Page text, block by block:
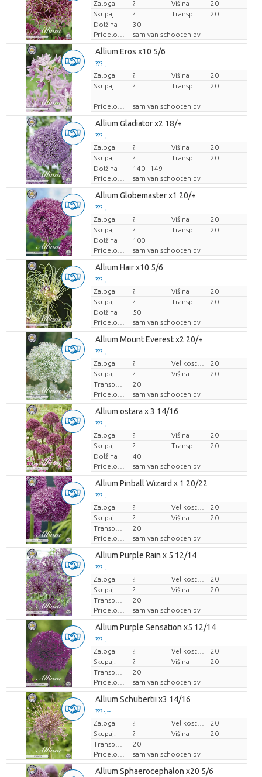
Cena za kos
Zaloga ? Višina
20
Skupaj:
?
20
Dolžina
30
sam van schooten bv
Allium Eros x10 5/6
??? -,--
Cena za kos
Zaloga ? Višina
20
Skupaj:
? 20
sam van schooten bv
Allium Gladiator x2 18/+
??? -,--
Cena za kos
Zaloga ? Višina
20
Skupaj:
?
20
Dolžina
140 - 149
sam van schooten bv
Allium Globemaster x1 20/+
??? -,--
Cena za kos
Zaloga ? Višina
20
Skupaj:
?
20
Dolžina
100
sam van schooten bv
Allium Hair x10 5/6
??? -,--
Cena za kos
Zaloga ? Višina
20
Skupaj:
?
20
Dolžina
50
sam van schooten bv
Allium Mount Everest x2 20/+
??? -,--
Cena za kos
Zaloga ?
20
Skupaj:
? Višina
20
20
sam van schooten bv
Allium ostara x 3 14/16
??? -,--
Cena za kos
Zaloga ? Višina
20
Skupaj:
?
20
Dolžina
40
sam van schooten bv
Allium Pinball Wizard x 1 20/22
??? -,--
Cena za kos
Zaloga ?
20
Skupaj:
? Višina
20
20
sam van schooten bv
Allium Purple Rain x 5 12/14
??? -,--
Cena za kos
Zaloga ?
20
Skupaj:
? Višina
20
20
sam van schooten bv
Allium Purple Sensation x5 12/14
??? -,--
Cena za kos
Zaloga ?
20
Skupaj:
? Višina
20
20
sam van schooten bv
Allium Schubertii x3 14/16
??? -,--
Cena za kos
Zaloga ?
20
Skupaj:
? Višina
20
20
sam van schooten bv
Allium Sphaerocephalon x20 5/6